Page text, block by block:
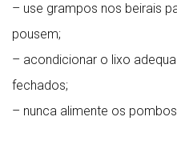
– use grampos nos beirais
pousem;
– acondicionar o lixo
fechados;
– nunca alimente os